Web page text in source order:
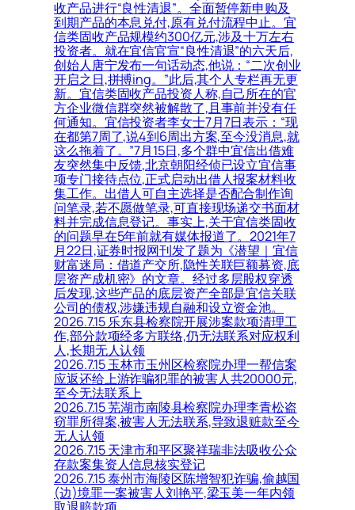
收产品进行“良性清退”。全面暂停新申购及
到期产品的本息兑付,原有兑付流程中止。宜
信类固收产品规模约300亿元,涉及十万左右
投资者。就在宜信官宣“良性清退”的六天后,
创始人唐宁发布一句话动态,他说：“二次创业
开启之日,拼搏ing。”此后,其个人专栏再无更
新。宜信类固收产品投资人称,自己所在的官
方企业微信群突然被解散了,且事前并没有任
何通知。宜信投资者李女士7月7日表示：“现
在都第7周了,说4到6周出方案,至今没消息,就
这么拖着了。”7月15日,多个群中宜信出借难
友突然集中反馈,北京朝阳经侦已设立宜信事
项专门接待点位,正式启动出借人报案材料收
集工作。出借人可自主选择是否配合制作询
问笔录,若不愿做笔录,可直接现场递交书面材
料并完成信息登记。事实上,关于宜信类固收
的问题早在5年前就有媒体报道了。2021年7
月22日,证券时报网刊发了题为《潜望｜宜信
财富迷局：借道产交所,隐性关联巨额募资,底
层资产成机密》的文章。经过多层股权穿透
后发现,这些产品的底层资产全部是宜信关联
公司的债权,涉嫌违规自融和设立资金池。
2026.7.15 乐东县检察院开展涉案款项清理工
作,部分款项经多方联络,仍无法联系对应权利
人,长期无人认领
2026.7.15 玉林市玉州区检察院办理一帮信案
应返还给上游诈骗犯罪的被害人共20000元,
至今无法联系上
2026.7.15 芜湖市南陵县检察院办理李青松盗
窃罪所得案,被害人无法联系,导致退赃款至今
无人认领
2026.7.15 天津市和平区聚祥瑞非法吸收公众
存款案集资人信息核实登记
2026.7.15 泰州市海陵区陈增智犯诈骗,偷越国
(边)境罪一案被害人刘艳平,梁玉美一年内领